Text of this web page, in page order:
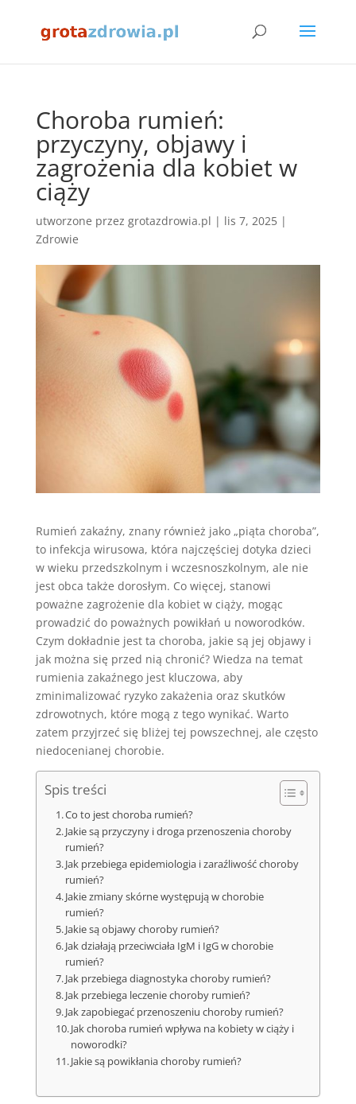
Choroba rumień:
przyczyny, objawy i
zagrożenia dla kobiet w
ciąży
utworzone przez grotazdrowia.pl | lis 7, 2025|
Zdrowie
Rumień zakaźny, znany również jako „piąta choroba”,
to infekcja wirusowa, która najczęściej dotyka dzieci
w wieku przedszkolnym i wczesnoszkolnym, ale nie
jest obca także dorosłym. Co więcej, stanowi
poważne zagrożenie dla kobiet w ciąży, mogąc
prowadzić do poważnych powikłań u noworodków.
Czym dokładnie jest ta choroba, jakie są jej objawy i
jak można się przed nią chronić? Wiedza na temat
rumienia zakaźnego jest kluczowa, aby
zminimalizować ryzyko zakażenia oraz skutków
zdrowotnych, które mogą z tego wynikać. Warto
zatem przyjrzeć się bliżej tej powszechnej, ale często
niedocenianej chorobie.
Spis treści
Co to jest choroba rumień?
Jakie są przyczyny i droga przenoszenia choroby
rumień?
Jak przebiega epidemiologia i zaraźliwość choroby
rumień?
Jakie zmiany skórne występują w chorobie
rumień?
Jakie są objawy choroby rumień?
Jak działają przeciwciała IgM i IgG w chorobie
rumień?
Jak przebiega diagnostyka choroby rumień?
Jak przebiega leczenie choroby rumień?
Jak zapobiegać przenoszeniu choroby rumień?
Jak choroba rumień wpływa na kobiety w ciąży i
noworodki?
Jakie są powikłania choroby rumień?